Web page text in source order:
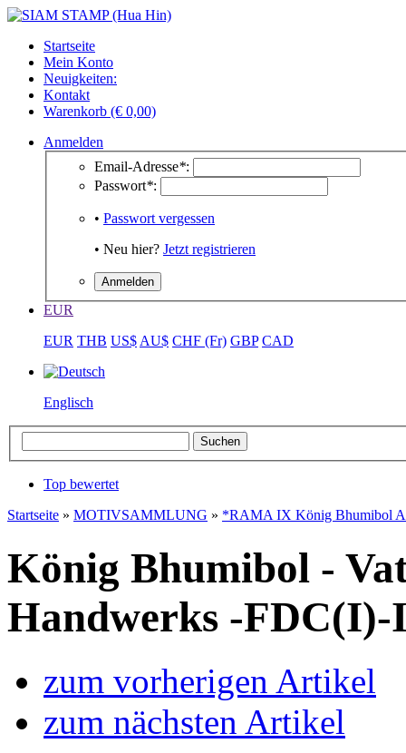
Startseite
Mein Konto
Neuigkeiten:
Kontakt
Warenkorb (€ 0,00)
Anmelden
Email-Adresse*:
Passwort*:
• Passwort vergessen
• Neu hier? Jetzt registrieren
EUR
EUR THB US$ AU$ CHF (Fr) GBP CAD
Englisch
Top bewertet
Startseite » MOTIVSAMMLUNG » *RAMA IX König Bhumibol
König Bhumibol -
Handwerks -FDC(I)-
zum vorherigen Artikel
zum nächsten Artikel